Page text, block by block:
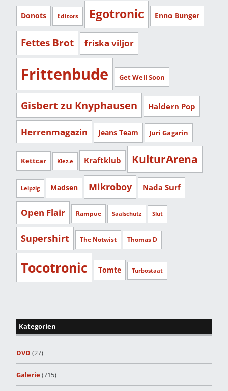
Donots Editors Egotronic Enno Bunger
Fettes Brot friska viljor
Frittenbude Get Well Soon
Gisbert zu Knyphausen Haldern Pop
Herrenmagazin Jeans Team Juri Gagarin
Kettcar Klez.e Kraftklub KulturArena
Leipzig Madsen Mikroboy Nada Surf
Open Flair Rampue Saalschutz Slut
Supershirt The Notwist Thomas D
Tocotronic Tomte Turbostaat
Kategorien
DVD (27)
Galerie(715)